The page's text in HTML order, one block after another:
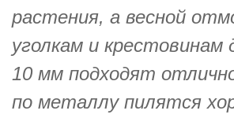
растения, а весной
уголкам и
10 мм подходят
по металлу пилятся